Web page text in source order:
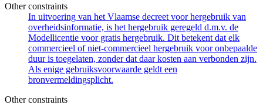
Other constraints
In uitvoering van het Vlaamse decreet voor hergebruik van
overheidsinformatie, is het hergebruik geregeld d.m.v. de
Modellicentie voor gratis hergebruik. Dit betekent dat elk
commercieel of niet-commercieel hergebruik voor onbepaalde
duur is toegelaten, zonder dat daar kosten aan verbonden zijn.
Als enige gebruiksvoorwaarde geldt een
bronvermeldingsplicht.
Other constraints